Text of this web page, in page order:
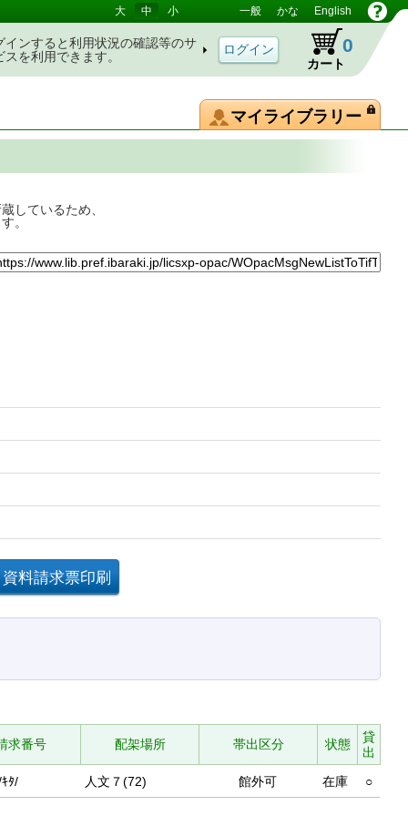
大 中 小 一般 かな English
インすると利用状況の確認等のサ
スを利用できます。
カート
0
マイライブラリー
しているため、
。
求番号 配架場所 帯出区分 状態
貸
出
ﾀ/ 人文７(72) 館外可 在庫 ○